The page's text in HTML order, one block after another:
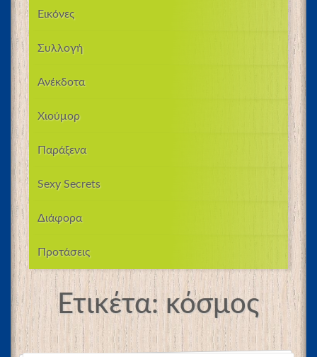
Εικόνες
Συλλογή
Ανέκδοτα
Χιούμορ
Παράξενα
Sexy Secrets
Διάφορα
Προτάσεις
Ετικέτα:κόσμος